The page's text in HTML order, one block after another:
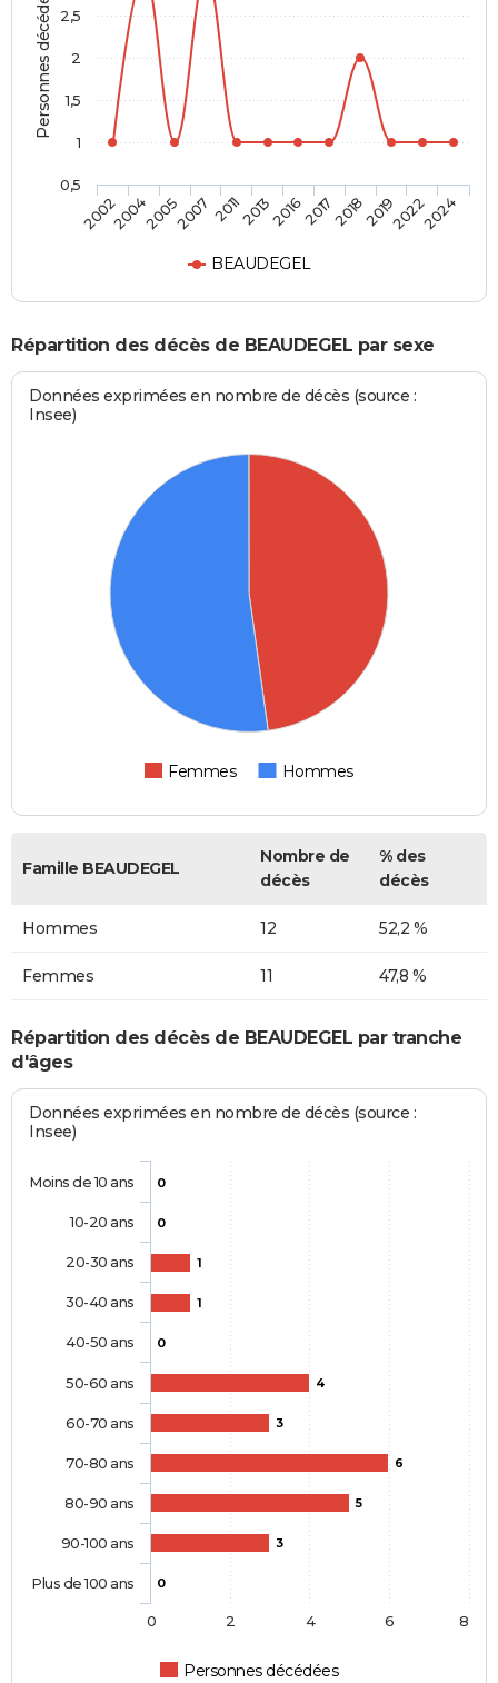
Personnes décédées
BEAUDEGEL
2002200420052007 20112013201620172018201920222024
0,5
1
1,5
2
2,5
Répartition des décès de BEAUDEGEL par sexe
Données exprimées en nombre de décès (source :
Insee)
Femmes Hommes
Famille BEAUDEGEL
Nombre de
décès
% des
décès
Hommes 12 52,2 %
Femmes 11 47,8 %
Répartition des décès de BEAUDEGEL par tranche
d'âges
Données exprimées en nombre de décès (source :
Insee)
0
0
1
1
0
4
3
6
5
3
0
Personnes décédées
Moins de 10 ans
10-20 ans
20-30 ans
30-40 ans
40-50 ans
50-60 ans
60-70 ans
70-80 ans
80-90 ans
90-100 ans
Plus de 100 ans
0 2 4 6 8